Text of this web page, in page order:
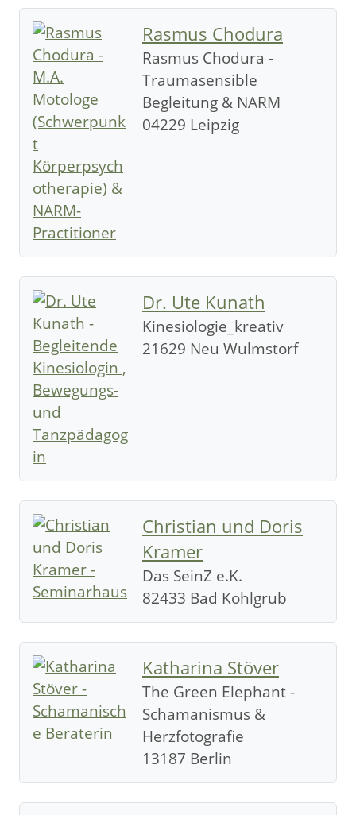
Rasmus Chodura
Rasmus Chodura -
Traumasensible
Begleitung & NARM
04229 Leipzig
Dr. Ute Kunath
Kinesiologie_kreativ
21629 Neu Wulmstorf
Christian und Doris
Kramer
Das SeinZ e.K.
82433 Bad Kohlgrub
Katharina Stöver
The Green Elephant -
Schamanismus &
Herzfotografie
13187 Berlin